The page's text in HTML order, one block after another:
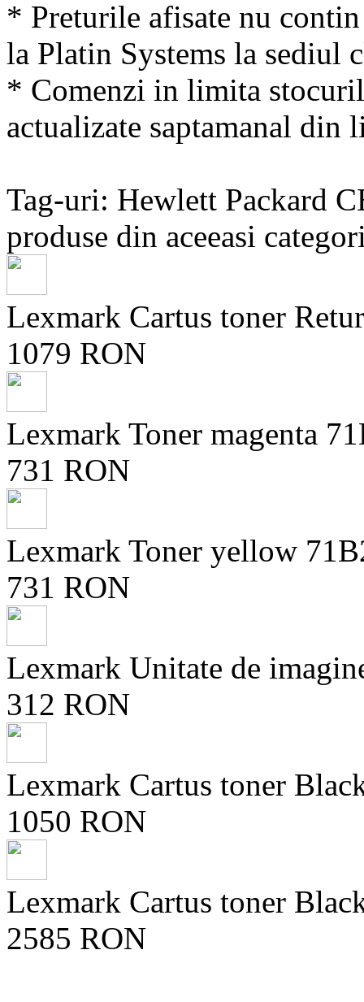
* Preturile afisate nu
la Platin Systems la sediul
* Comenzi in limita
actualizate saptamanal
Tag-uri: Hewlett Packard
produse din aceeasi
Lexmark Cartus toner
1079 RON
Lexmark Toner magenta
731 RON
Lexmark Toner yellow
731 RON
Lexmark Unitate de
312 RON
Lexmark Cartus toner
1050 RON
Lexmark Cartus toner
2585 RON